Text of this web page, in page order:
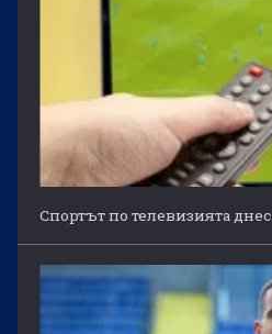
Спортът по телевизията днес